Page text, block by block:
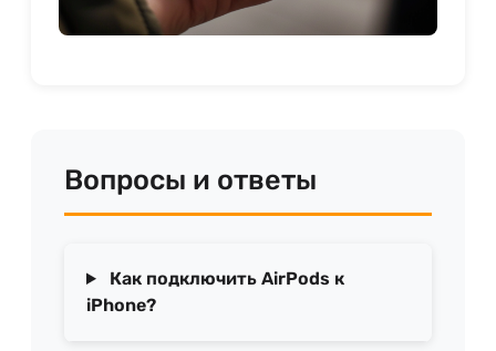
Вопросы и ответы
Как подключить AirPods к
iPhone?